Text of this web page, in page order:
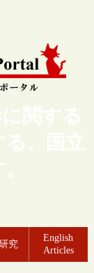
関する
、国立
究
English
Articles